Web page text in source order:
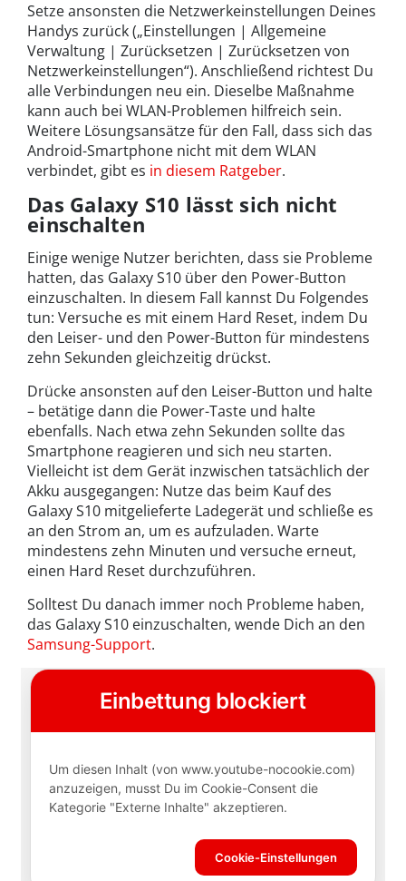
Setze ansonsten die Netzwerkeinstellungen Deines
Handys zurück („Einstellungen | Allgemeine
Verwaltung | Zurücksetzen | Zurücksetzen von
Netzwerkeinstellungen“). Anschließend richtest Du
alle Verbindungen neu ein. Dieselbe Maßnahme
kann auch bei WLAN-Problemen hilfreich sein.
Weitere Lösungsansätze für den Fall, dass sich das
Android-Smartphone nicht mit dem WLAN
verbindet, gibt es in diesem Ratgeber.
Das Galaxy S10 lässt sich nicht
einschalten
Einige wenige Nutzer berichten, dass sie Probleme
hatten, das Galaxy S10 über den Power-Button
einzuschalten. In diesem Fall kannst Du Folgendes
tun: Versuche es mit einem Hard Reset, indem Du
den Leiser- und den Power-Button für mindestens
zehn Sekunden gleichzeitig drückst.
Drücke ansonsten auf den Leiser-Button und halte
– betätige dann die Power-Taste und halte
ebenfalls. Nach etwa zehn Sekunden sollte das
Smartphone reagieren und sich neu starten.
Vielleicht ist dem Gerät inzwischen tatsächlich der
Akku ausgegangen: Nutze das beim Kauf des
Galaxy S10 mitgelieferte Ladegerät und schließe es
an den Strom an, um es aufzuladen. Warte
mindestens zehn Minuten und versuche erneut,
einen Hard Reset durchzuführen.
Solltest Du danach immer noch Probleme haben,
das Galaxy S10 einzuschalten, wende Dich an den
Samsung-Support.